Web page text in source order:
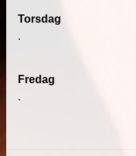
Torsdag
.
Fredag
.